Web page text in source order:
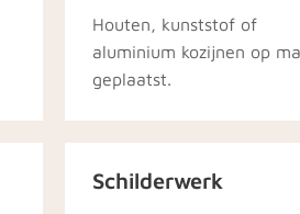
Houten, kunststof of
aluminium kozijnen op
geplaatst.
Schilderwerk